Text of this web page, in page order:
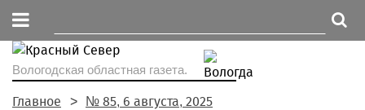
Вологодская областная газета.
Главное № 85, 6 августа, 2025